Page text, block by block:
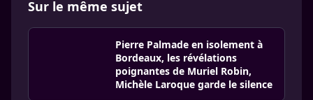
Sur le même sujet
Pierre Palmade en isolement à
Bordeaux, les révélations
poignantes de Muriel Robin,
Michèle Laroque garde le silence